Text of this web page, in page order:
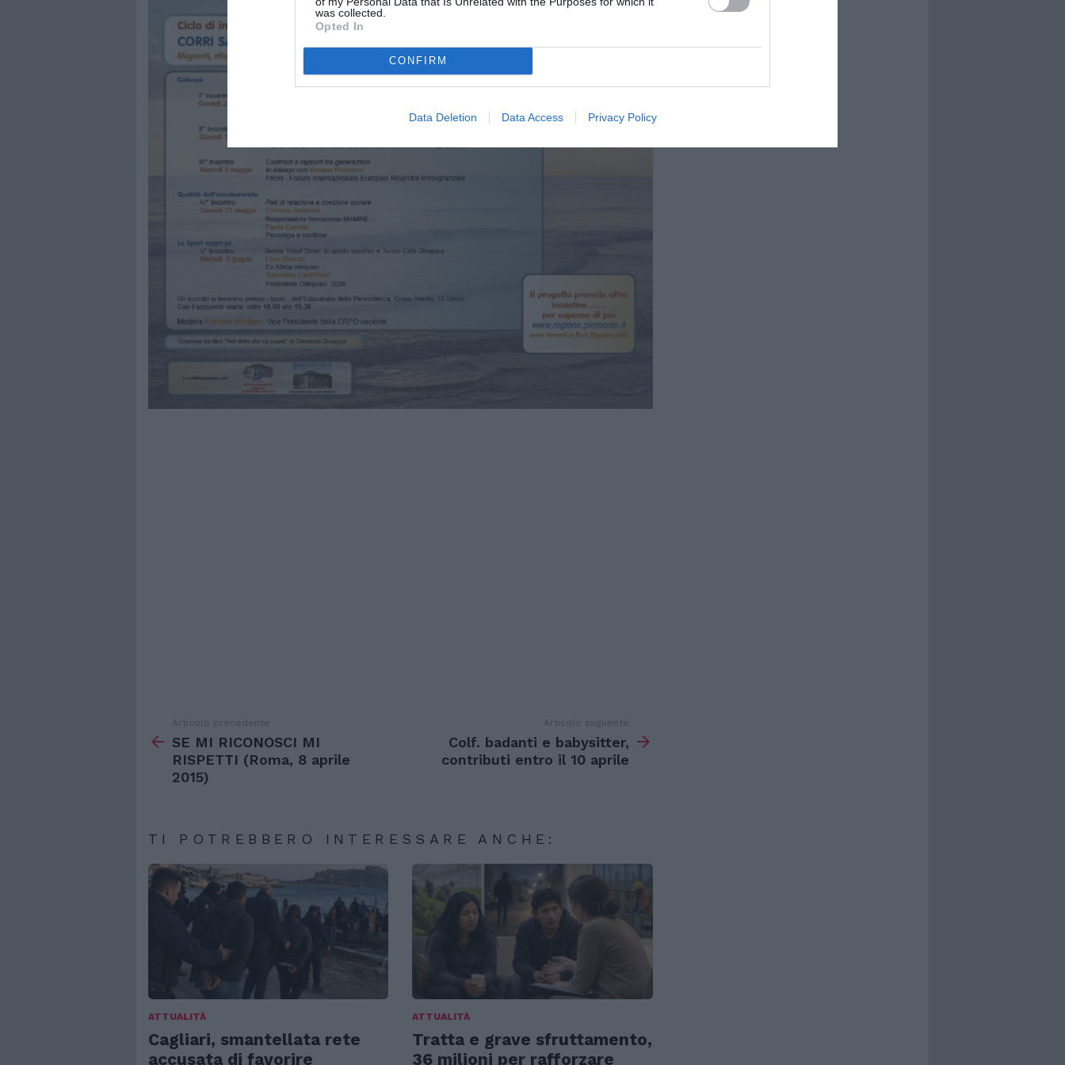
was collected.
Opted In
CONFIRM
Data Deletion Data Access Privacy Policy
di
Articolo precedente
SE MI RICONOSCI MI
RISPETTI (Roma, 8 aprile
2015)
Articolo seguente
Colf. badanti e babysitter,
contributi entro il 10 aprile
TI POTREBBERO INTERESSARE ANCHE:
ATTUALITÀ
Cagliari, smantellata rete
accusata di favorire
ATTUALITÀ
Tratta e grave sfruttamento,
36 milioni per rafforzare